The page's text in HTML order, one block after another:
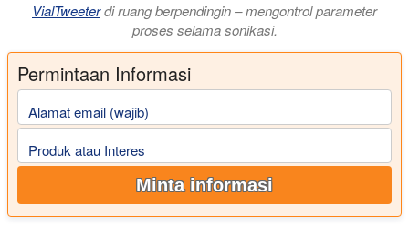
VialTweeterdi ruang berpendingin – mengontrol parameter
proses selama sonikasi.
Permintaan Informasi
Alamat email (wajib)
Produk atau Interes
Minta informasi